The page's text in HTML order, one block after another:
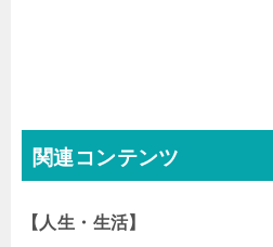
関連コンテンツ
【人生・生活】